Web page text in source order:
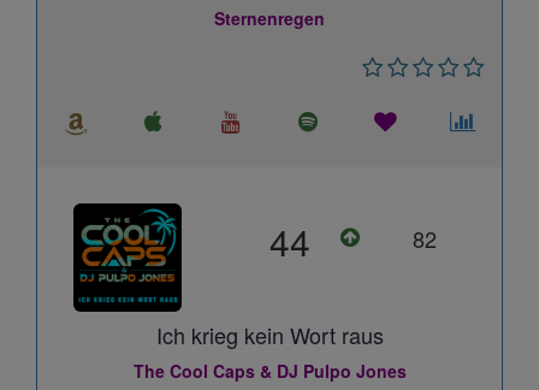
Sternenregen
44 82
Ich krieg kein Wort raus
The Cool Caps & DJ Pulpo Jones